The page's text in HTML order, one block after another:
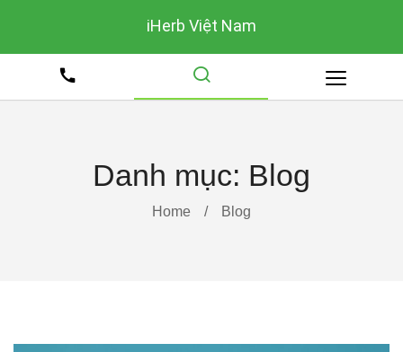
Danh mục: Blog
Home / Blog
iHerb Việt Nam